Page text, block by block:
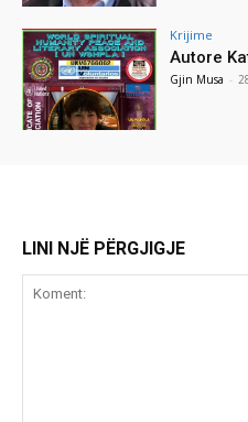
Krijime
Autore
Gjin Musa -
LINI NJË PËRGJIGJE